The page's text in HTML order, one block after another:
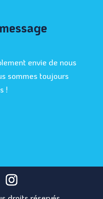
envie de nous
sommes toujours
!